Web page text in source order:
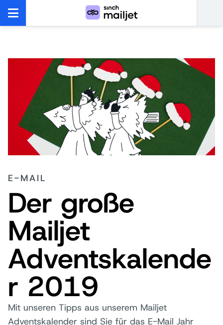
E-MAIL
Der große
Mailjet
Adventskalende
r 2019
Mit unseren Tipps aus unserem Mailjet
Adventskalender sind Sie für das E-Mail Jahr